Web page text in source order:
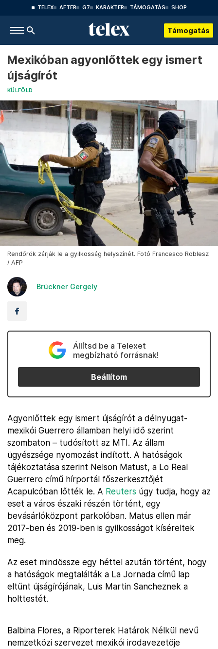
TELEX AFTER G7 KARAKTER TÁMOGATÁS SHOP
Támogatás
Mexikóban agyonlőttek egy ismert
újságírót
KÜLFÖLD
Rendőrök zárják le a gyilkosság helyszínét. Fotó Francesco Roblesz
/ AFP
Brückner Gergely
Állítsd be a Telexet
megbízható forrásnak!
Beállítom
Agyonlőttek egy ismert újságírót a délnyugat-
mexikói Guerrero államban helyi idő szerint
szombaton – tudósított az MTI. Az állam
ügyészsége nyomozást indított. A hatóságok
tájékoztatása szerint Nelson Matust, a Lo Real
Guerrero című hírportál főszerkesztőjét
Acapulcóban lőtték le. A Reuters úgy tudja, hogy az
eset a város északi részén történt, egy
bevásárlóközpont parkolóban. Matus ellen már
2017-ben és 2019-ben is gyilkosságot kíséreltek
meg.
Az eset mindössze egy héttel azután történt, hogy
a hatóságok megtalálták a La Jornada című lap
eltűnt újságírójának, Luis Martin Sancheznek a
holttestét.
Balbina Flores, a Riporterek Határok Nélkül nevű
nemzetközi szervezet mexikói irodavezetője